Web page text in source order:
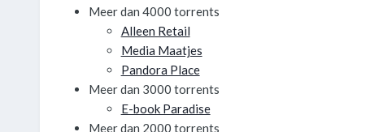
Meer dan 4000 torrents
Alleen Retail
Media Maatjes
Pandora Place
Meer dan 3000 torrents
E-book Paradise
Meer dan 2000 torrents